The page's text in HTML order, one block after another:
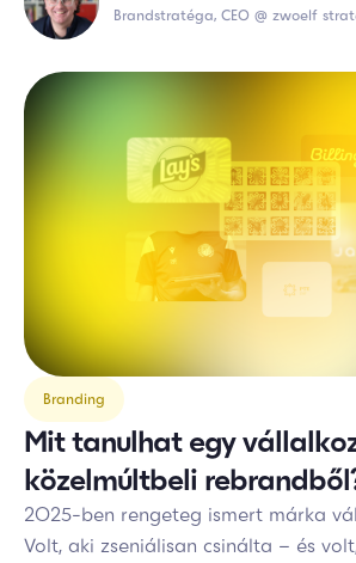
Brandstratéga, CEO @ zwoelf
Branding
Mit tanulhat egy
közelmúltbeli
2025-ben rengeteg ismert márka
Volt, aki zseniálisan csinálta – és